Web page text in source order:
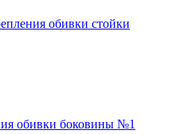
обивки стойки
обивки боковины №1